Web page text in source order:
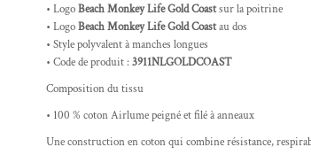
• LogoBeach Monkey Life Gold Coastsur la poitrine
• LogoBeach Monkey Life Gold Coastau dos
• Style polyvalent à manches longues
• Code de produit : 3911NLGOLDCOAST
Composition du tissu
• 100 % coton Airlume peigné et filé à anneaux
Une construction en coton qui combine résistance,